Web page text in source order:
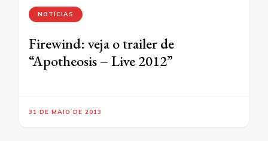
NOTÍCIAS
Firewind: veja o trailer de
“Apotheosis – Live 2012”
31 DE MAIO DE 2013